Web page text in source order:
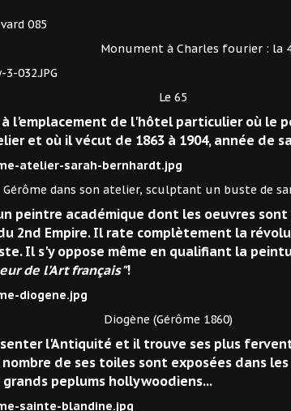
à Charles fourier : la 4ème
65
à l'emplacement de l'hôtel particulier où le
et où il vécut de 1863 à 1904, année de
son atelier, sculptant un buste de
peintre académique dont les oeuvres sont
2nd Empire. Il rate complètement la
Il s'y oppose même en qualifiant la
de l'Art français"!
(Gérôme 1860)
l'Antiquité et il trouve ses plus
de ses toiles sont exposées dans
peplums hollywoodiens...